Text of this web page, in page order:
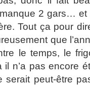
2 gars…
Tout ça pour
que
le temps, le
n’a pas encore
serait peut-être